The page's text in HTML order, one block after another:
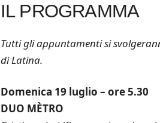
IL PROGRAMMA
Tutti gli appuntamenti si
di Latina.
Domenica 19 luglio – ore 5.30
DUO MÈTRO